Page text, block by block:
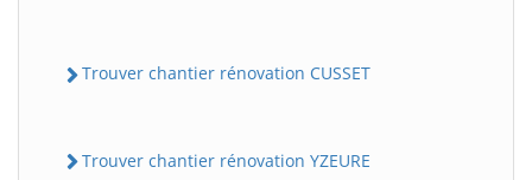
Trouver chantier rénovation CUSSET
Trouver chantier rénovation YZEURE